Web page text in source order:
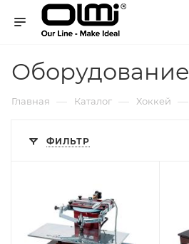
Оборудование
Главная — Каталог — Хоккей —
ФИЛЬТР